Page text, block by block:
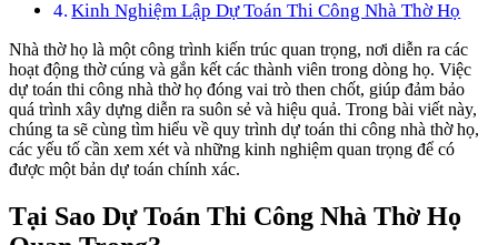
Kinh Nghiệm Lập Dự Toán Thi Công Nhà Thờ Họ
Nhà thờ họ là một công trình kiến trúc quan trọng, nơi diễn ra các
hoạt động thờ cúng và gắn kết các thành viên trong dòng họ. Việc
dự toán thi công nhà thờ họ đóng vai trò then chốt, giúp đảm bảo
quá trình xây dựng diễn ra suôn sẻ và hiệu quả. Trong bài viết này,
chúng ta sẽ cùng tìm hiểu về quy trình dự toán thi công nhà thờ họ,
các yếu tố cần xem xét và những kinh nghiệm quan trọng để có
được một bản dự toán chính xác.
Tại Sao Dự Toán Thi Công Nhà Thờ Họ